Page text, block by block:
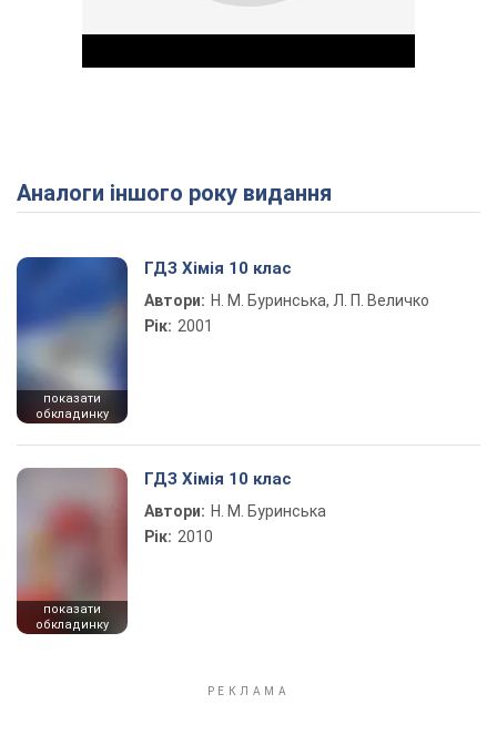
Play Video
Аналоги іншого року видання
показати
обкладинку
ГДЗ Хімія 10 клас
Автори: Н. М. Буринська, Л. П. Величко
Рік: 2001
показати
обкладинку
ГДЗ Хімія 10 клас
Автори: Н. М. Буринська
Рік: 2010